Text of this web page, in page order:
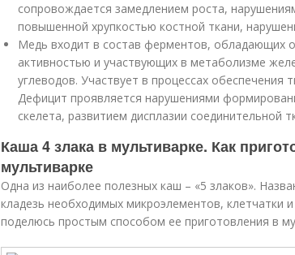
сопровождается замедлением роста,
повышенной хрупкостью костной ткани,
Медь входит в состав ферментов, обладающих
активностью и участвующих в метаболизме
углеводов. Участвует в процессах обеспечения
Дефицит проявляется нарушениями
скелета, развитием дисплазии соединительной
Каша 4 злака в мультиварке. Как
мультиварке
Одна из наиболее полезных каш – «5 злаков».
кладезь необходимых микроэлементов, клетчатки
поделюсь простым способом ее приготовления в